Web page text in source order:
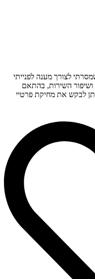
לצורך מענה לפנייתי
ושיפור השירות, בהתאם
לבקש את מחיקת פרטיי